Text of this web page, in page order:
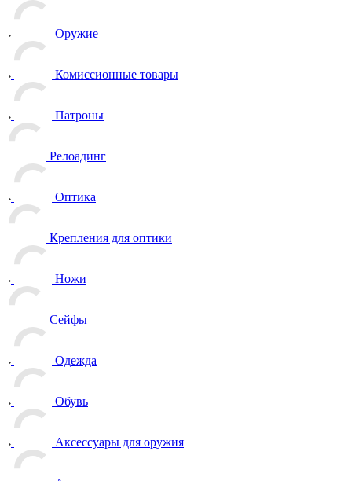
Оружие
Комиссионные товары
Патроны
Релоадинг
Оптика
Крепления для оптики
Ножи
Сейфы
Одежда
Обувь
Аксессуары для оружия